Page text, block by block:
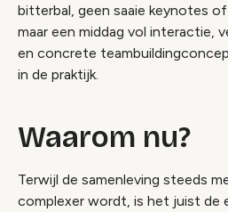
bitterbal, geen saaie keynotes
maar een middag vol interactie,
en concrete
in de praktijk.
Waarom nu?
Terwijl de samenleving steeds
complexer wordt, is het juist de